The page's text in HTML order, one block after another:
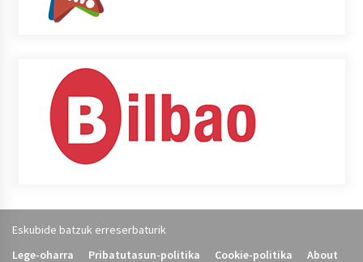
Eskubide batzuk erreserbaturik
Lege-oharra
Pribatutasun-politika Cookie-politika About